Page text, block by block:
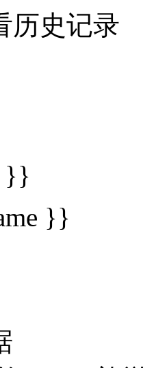
历史记录
}}
}}